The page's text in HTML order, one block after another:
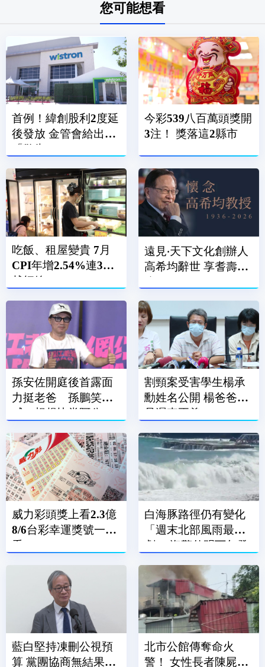
您可能想看
首例！緯創股利2度延
後發放 金管會給出
「警告」
今彩539八百萬頭獎開
3注！ 獎落這2縣市
吃飯、租屋變貴 7月
CPI年增2.54%連3月
越紅線
遠見‧天下文化創辦人
高希均辭世 享耆壽90
孫安佐開庭後首露面
力挺老爸 孫鵬笑
喊：想趕快當阿公
割頸案受害學生楊承
勳姓名公開 楊爸爸：
是遲來正義
威力彩頭獎上看2.3億
8/6台彩幸運獎號一次
看
白海豚路徑仍有變化
「週末北部風雨最
劇」 海警估明下午發
藍白堅持凍刪公視預
算 黨團協商無結果全
北市公館傳奪命火
警！ 女性長者陳屍民